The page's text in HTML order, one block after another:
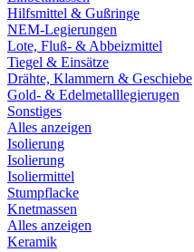
Hilfsmittel & Gußringe
NEM-Legierungen
Lote, Fluß- & Abbeizmittel
Tiegel & Einsätze
Drähte, Klammern & Geschiebe
Gold- & Edelmetalllegierugen
Sonstiges
Alles anzeigen
Isolierung
Isolierung
Isoliermittel
Stumpflacke
Knetmassen
Alles anzeigen
Keramik